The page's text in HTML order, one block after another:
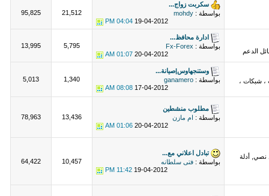
سكربت زواج...
بواسطة : mohdy
19-04-2012
04:04 PM
21,512
95,825
الدعم
ادارة محافظ...
بواسطة : Fx-Forex
20-04-2012
01:07 AM
5,795
13,995
، شبكات ،
وستنجهاوس|صيانة...
بواسطة : ganamero
17-04-2012
08:08 AM
1,340
5,013
مطلوب منشطين
بواسطة :
ام مازن
20-04-2012
01:06 AM
13,436
78,963
نصي, أدلة
تبادل اعلاني مع...
بواسطة : فتى سلطانه
19-04-2012
11:42 PM
10,457
64,422